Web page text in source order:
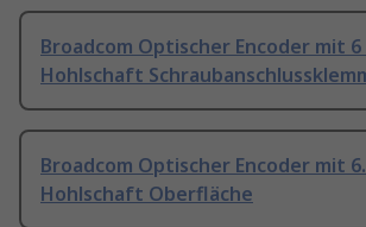
Broadcom Optischer Encoder mit 6
Hohlschaft
Broadcom Optischer Encoder mit
Hohlschaft Oberfläche